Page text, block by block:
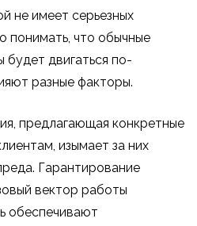
не имеет серьезных
понимать, что обычные
двигаться по-
разные факторы.
предлагающая конкретные
изымает за них
Гарантирование
вектор работы
обеспечивают